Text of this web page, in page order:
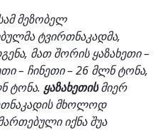
მეზობელ
ტვირთნაკადმა,
მათ შორის ყაზახეთი –
– ჩინეთი – 26 მლნ ტონა,
ტონა. ყაზახეთისმიერ
მხოლოდ
იქნა შუა